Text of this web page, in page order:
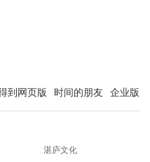
到网页版 时间的朋友 企业版
湛庐文化